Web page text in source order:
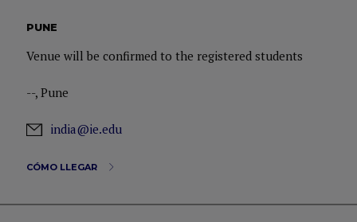
PUNE
Venue will be confirmed to the registered students
--, Pune
india@ie.edu
CÓMO LLEGAR